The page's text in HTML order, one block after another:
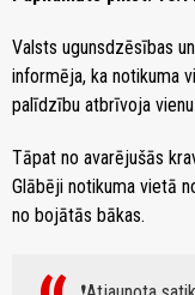
Valsts ugunsdzēsības
informēja, ka notikuma
palīdzību atbrīvoja
Tāpat no avarējušās
Glābēji notikuma vietā
no bojātās bākas.